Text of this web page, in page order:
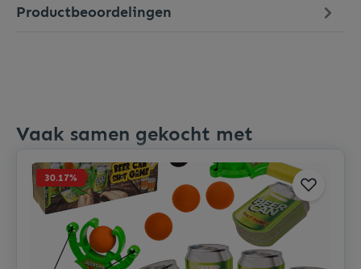
Productbeoordelingen
Vaak samen gekocht met
30.17%